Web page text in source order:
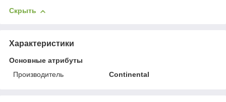
Скрыть
Характеристики
Основные атрибуты
Производитель
Continental